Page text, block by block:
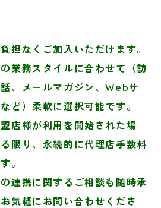
担なくご加入いただけます。
業務スタイルに合わせて（訪
、
メールマガジン、Webサ
ど）柔軟に選択可能です。
店様が利用を開始された場
限り、 永続的に代理店手数料
。
連携に関するご相談も随時承
お気軽にお問い合わせくださ